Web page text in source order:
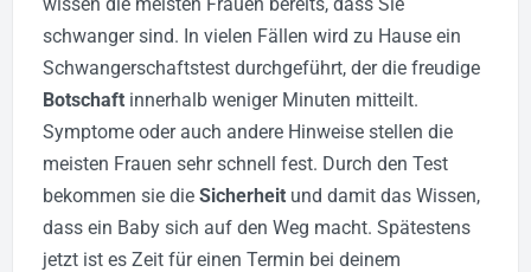
schwanger sind. In vielen Fällen wird zu Hause ein
Schwangerschaftstest durchgeführt, der die freudige
Botschaft innerhalb weniger Minuten mitteilt.
Symptome oder auch andere Hinweise stellen die
meisten Frauen sehr schnell fest. Durch den Test
bekommen sie die Sicherheit und damit das Wissen,
dass ein Baby sich auf den Weg macht. Spätestens
jetzt ist es Zeit für einen Termin bei deinem